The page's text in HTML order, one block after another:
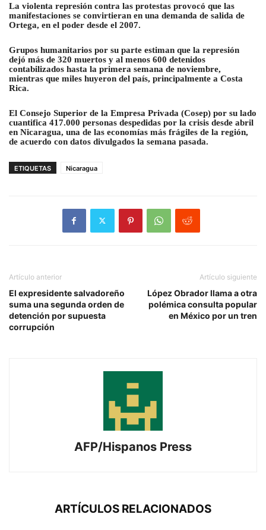
La violenta represión contra las protestas provocó que las
manifestaciones se convirtieran en una demanda de salida de
Ortega, en el poder desde el 2007.
Grupos humanitarios por su parte estiman que la represión
dejó más de 320 muertos y al menos 600 detenidos
contabilizados hasta la primera semana de noviembre,
mientras que miles huyeron del país, principalmente a Costa
Rica.
El Consejo Superior de la Empresa Privada (Cosep) por su lado
cuantifica 417.000 personas despedidas por la crisis desde abril
en Nicaragua, una de las economías más frágiles de la región,
de acuerdo con datos divulgados la semana pasada.
ETIQUETAS Nicaragua
Artículo anterior
El expresidente salvadoreño
suma una segunda orden de
detención por supuesta
corrupción
Artículo siguiente
López Obrador llama a otra
polémica consulta popular
en México por un tren
AFP/Hispanos Press
ARTÍCULOS RELACIONADOS